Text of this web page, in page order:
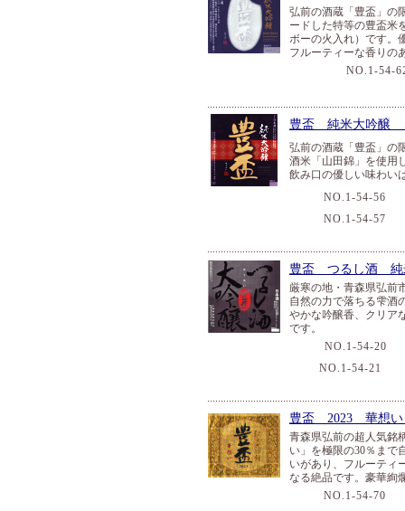
弘前の酒蔵「豊盃」の
ードした特等の豊盃米
ボーの火入れ）です。
フルーティーな香りの
NO.1-54-
豊盃 純米大吟醸
弘前の酒蔵「豊盃」の
酒米「山田錦」を使用
飲み口の優しい味わい
NO.1-54-56
NO.1-54-57
豊盃 つるし酒 純
厳寒の地・青森県弘前
自然の力で落ちる雫酒
やかな吟醸香、クリア
です。
NO.1-54-20
NO.1-54-21
豊盃 2023 華想
青森県弘前の超人気銘
い」を極限の30％まで
いがあり、フルーティ
なる絶品です。豪華絢
NO.1-54-70